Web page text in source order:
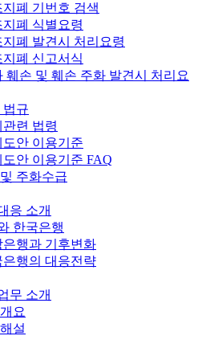
지폐 기번호 검색
지폐 식별요령
지폐 발견시 처리요령
지폐 신고서식
훼손 및 훼손 주화 발견시 처리요
법규
관련 법령
도안 이용기준
도안 이용기준 FAQ
주화수급
응 소개
한국은행
은행과 기후변화
은행의 대응전략
무 소개
요
설